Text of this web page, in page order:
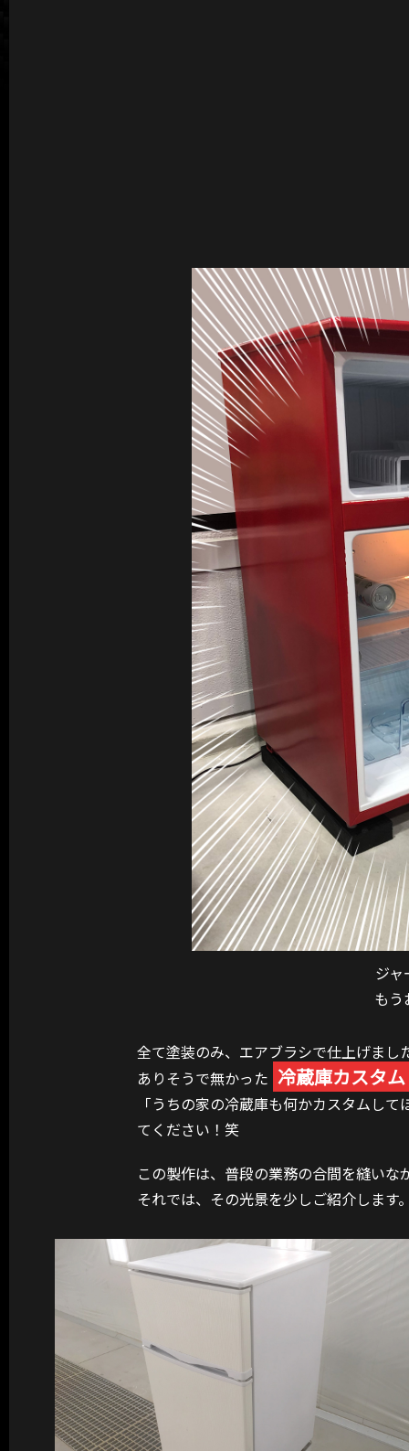
ジャ
もう
全て塗装のみ、エアブラシで仕上げまし
ありそうで無かった 冷蔵庫カスタ
「うちの家の冷蔵庫も何かカスタムし
てください！笑
この製作は、普段の業務の合間を縫いな
それでは、その光景を少しご紹介します